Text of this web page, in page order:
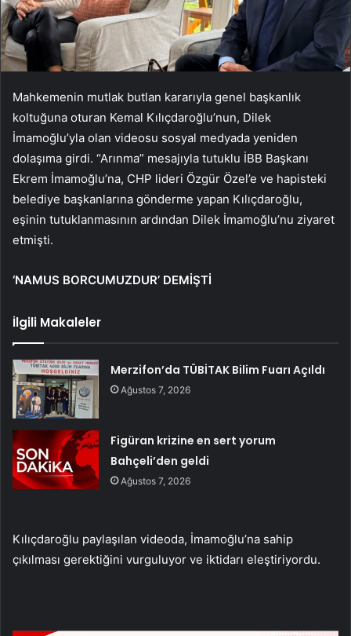
Mahkemenin mutlak butlan kararıyla genel başkanlık
koltuğuna oturan Kemal Kılıçdaroğlu’nun, Dilek
İmamoğlu’yla olan videosu sosyal medyada yeniden
dolaşıma girdi. “Arınma” mesajıyla tutuklu İBB Başkanı
Ekrem İmamoğlu’na, CHP lideri Özgür Özel’e ve hapisteki
belediye başkanlarına gönderme yapan Kılıçdaroğlu,
eşinin tutuklanmasının ardından Dilek İmamoğlu’nu ziyaret
etmişti.
‘NAMUS BORCUMUZDUR’ DEMİŞTİ
İlgili Makaleler
Merzifon’da TÜBİTAK Bilim Fuarı Açıldı
Ağustos 7, 2026
Figüran krizine en sert yorum
Bahçeli’den geldi
Ağustos 7, 2026
Kılıçdaroğlu paylaşılan videoda, İmamoğlu’na sahip
çıkılması gerektiğini vurguluyor ve iktidarı eleştiriyordu.